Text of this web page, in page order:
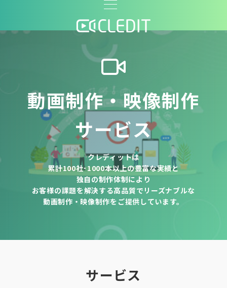
動画制作・映像制作
サービス
クレディットは
累計100社･1000本以上の豊富な実績と
独自の制作体制により
お客様の課題を解決する高品質でリーズナブルな
動画制作・映像制作をご提供しています。
サービス